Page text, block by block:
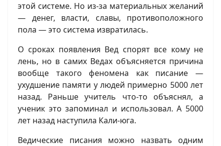
этой системе. Но из-за материальных желаний
— денег, власти, славы, противоположного
пола — это система извратилась.
О сроках появления Вед спорят все кому не
лень, но в самих Ведах объясняется причина
вообще такого феномена как писание —
ухудшение памяти у людей примерно 5000 лет
назад. Раньше учитель что-то объяснял, а
ученик это запоминал и использовал. А 5000
лет назад наступила Кали-юга.
Ведические писания можно назвать одним